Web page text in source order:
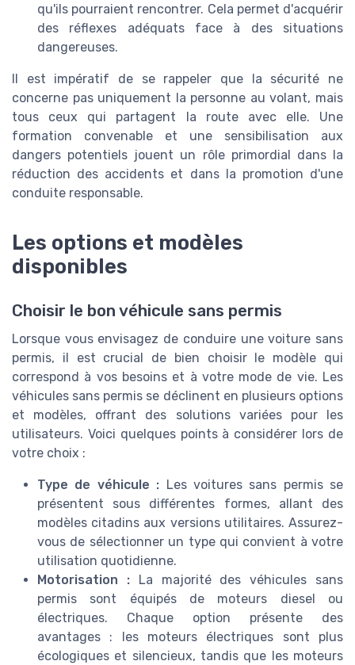
qu'ils pourraient rencontrer. Cela permet d'acquérir
des réflexes adéquats face à des situations
dangereuses.
Il est impératif de se rappeler que la sécurité ne
concerne pas uniquement la personne au volant, mais
tous ceux qui partagent la route avec elle. Une
formation convenable et une sensibilisation aux
dangers potentiels jouent un rôle primordial dans la
réduction des accidents et dans la promotion d'une
conduite responsable.
Les options et modèles
disponibles
Choisir le bon véhicule sans permis
Lorsque vous envisagez de conduire une voiture sans
permis, il est crucial de bien choisir le modèle qui
correspond à vos besoins et à votre mode de vie. Les
véhicules sans permis se déclinent en plusieurs options
et modèles, offrant des solutions variées pour les
utilisateurs. Voici quelques points à considérer lors de
votre choix :
Type de véhicule : Les voitures sans permis se
présentent sous différentes formes, allant des
modèles citadins aux versions utilitaires. Assurez-
vous de sélectionner un type qui convient à votre
utilisation quotidienne.
Motorisation :La majorité des véhicules sans
permis sont équipés de moteurs diesel ou
électriques. Chaque option présente des
avantages : les moteurs électriques sont plus
écologiques et silencieux, tandis que les moteurs